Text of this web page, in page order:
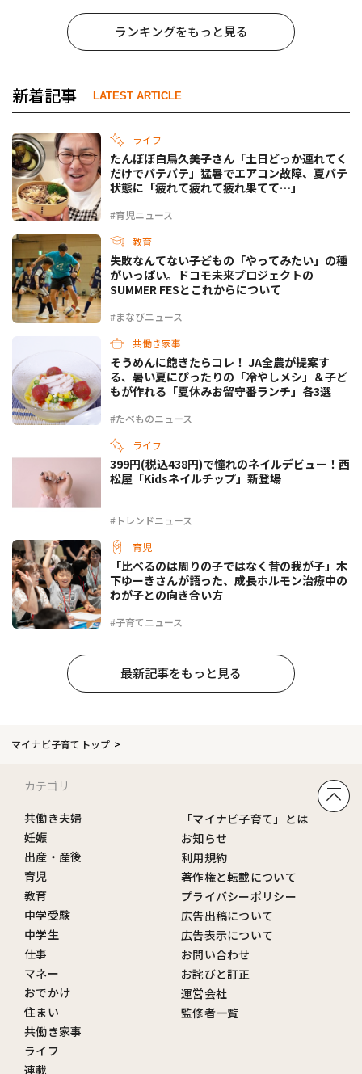
ランキングをもっと見る
新着記事 LATEST ARTICLE
ライフ
#育児ニュース
たんぽぽ白鳥久美子さん「土日どっか連れてく
だけでバテバテ」猛暑でエアコン故障、夏バテ
状態に「疲れて疲れて疲れ果てて…」
教育
#まなびニュース
失敗なんてない――子どもの「やってみたい」の種
がいっぱい。ドコモ未来プロジェクトの
SUMMER FESとこれからについて
共働き家事
#たべものニュース
そうめんに飽きたらコレ！ JA全農が提案す
る、暑い夏にぴったりの「冷やしメシ」＆子ど
もが作れる「夏休みお留守番ランチ」各3選
ライフ
#トレンドニュース
399円(税込438円)で憧れのネイルデビュー！西
松屋「Kidsネイルチップ」新登場
育児
#子育てニュース
「比べるのは周りの子ではなく昔の我が子」木
下ゆーきさんが語った、成長ホルモン治療中の
わが子との向き合い方
最新記事をもっと見る
マイナビ子育てトップ
カテゴリ
共働き夫婦
妊娠
出産・産後
育児
教育
中学受験
中学生
仕事
マネー
おでかけ
住まい
共働き家事
ライフ
連載
「マイナビ子育て」とは
お知らせ
利用規約
著作権と転載について
プライバシーポリシー
広告出稿について
広告表示について
お問い合わせ
お詫びと訂正
運営会社
監修者一覧